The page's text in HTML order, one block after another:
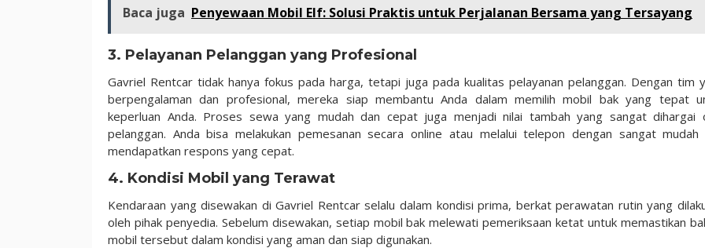
Baca juga Penyewaan Mobil Elf: Solusi Praktis untuk Perjalanan Bersama yang Tersayang
3. Pelayanan Pelanggan yang Profesional
Gavriel Rentcar tidak hanya fokus pada harga, tetapi juga pada kualitas pelayanan pelanggan. Dengan tim
berpengalaman dan profesional, mereka siap membantu Anda dalam memilih mobil bak yang tepat
keperluan Anda. Proses sewa yang mudah dan cepat juga menjadi nilai tambah yang sangat dihargai
pelanggan. Anda bisa melakukan pemesanan secara online atau melalui telepon dengan sangat mudah
mendapatkan respons yang cepat.
4. Kondisi Mobil yang Terawat
Kendaraan yang disewakan di Gavriel Rentcar selalu dalam kondisi prima, berkat perawatan rutin yang
oleh pihak penyedia. Sebelum disewakan, setiap mobil bak melewati pemeriksaan ketat untuk memastikan
mobil tersebut dalam kondisi yang aman dan siap digunakan.